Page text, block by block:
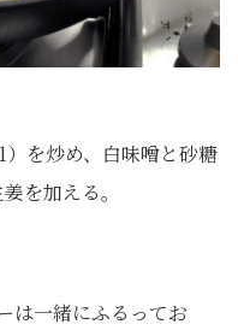
）を炒め、白味噌と砂糖
を加える。
は一緒にふるってお